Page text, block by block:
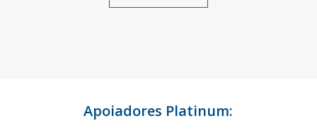
Apoiadores Platinum: